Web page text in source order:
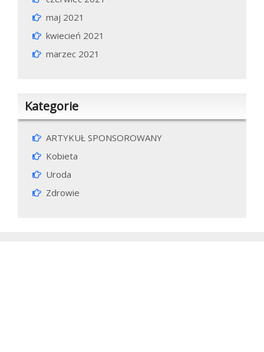
maj 2021
kwiecień 2021
marzec 2021
Kategorie
ARTYKUŁ SPONSOROWANY
Kobieta
Uroda
Zdrowie